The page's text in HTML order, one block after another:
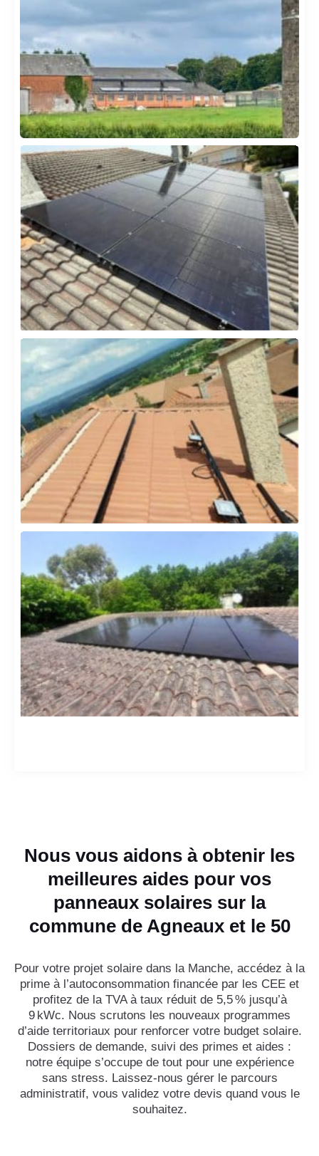
Nous vous aidons à obtenir les
meilleures aides pour vos
panneaux solaires sur la
commune de Agneaux et le 50
Pour votre projet solaire dans la Manche, accédez à la
prime à l’autoconsommation financée par les CEE et
profitez de la TVA à taux réduit de 5,5 % jusqu’à
9 kWc. Nous scrutons les nouveaux programmes
d’aide territoriaux pour renforcer votre budget solaire.
Dossiers de demande, suivi des primes et aides :
notre équipe s’occupe de tout pour une expérience
sans stress. Laissez-nous gérer le parcours
administratif, vous validez votre devis quand vous le
souhaitez.